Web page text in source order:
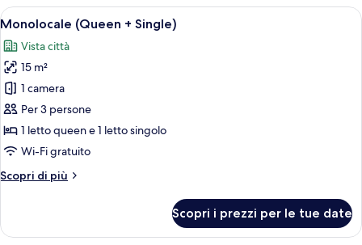
Apri
tutte
le
foto
per
Monolocale
(Queen
+
Camera d'albergo moderna con un
5
Monolocale (Queen + Single)
Vista città
15 m²
1 camera
Per 3 persone
1 letto queen e 1 letto singolo
Wi-Fi gratuito
Scopri di più
Altri
(Queen
Scopri i prezzi per le tue date